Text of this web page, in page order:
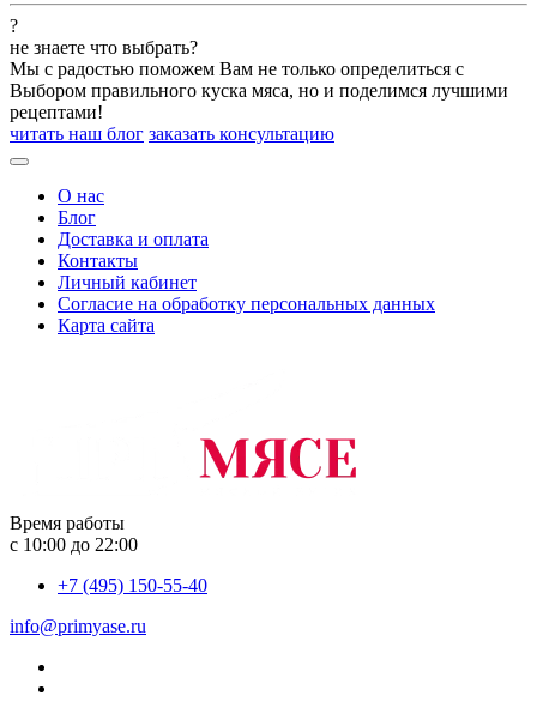
?
не знаете что выбрать?
Мы с радостью поможем Вам не только определиться с
Выбором правильного куска мяса, но и поделимся лучшими
рецептами!
читать наш блог заказать консультацию
О нас
Блог
Доставка и оплата
Контакты
Личный кабинет
Согласие на обработку персональных данных
Карта сайта
Время работы
с 10:00 до 22:00
+7 (495) 150-55-40
info@primyase.ru